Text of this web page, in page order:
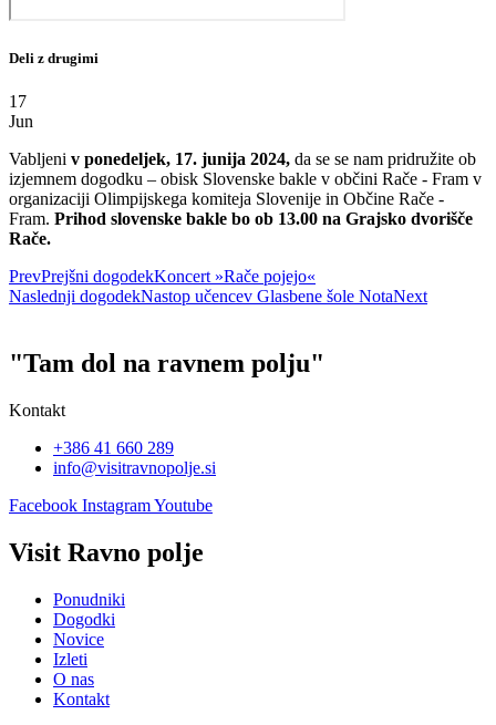
Deli z drugimi
17
Jun
Vabljeni v ponedeljek, 17. junija 2024, da se se nam pridružite ob
izjemnem dogodku – obisk Slovenske bakle v občini Rače - Fram v
organizaciji Olimpijskega komiteja Slovenije in Občine Rače -
Fram. Prihod slovenske bakle bo ob 13.00 na Grajsko dvorišče
Rače.
PrevPrejšni dogodekKoncert »Rače pojejo«
Naslednji dogodekNastop učencev Glasbene šole NotaNext
"Tam dol na ravnem polju"
Kontakt
+386 41 660 289
info@visitravnopolje.si
Facebook InstagramYoutube
Visit Ravno polje
Ponudniki
Dogodki
Novice
Izleti
O nas
Kontakt